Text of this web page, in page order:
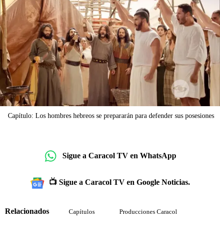
Capítulo: Los hombres hebreos se prepararán para defender sus posesiones
Sigue a Caracol TV en WhatsApp
📺 Sigue a Caracol TV en Google Noticias.
Relacionados Capítulos Producciones Caracol